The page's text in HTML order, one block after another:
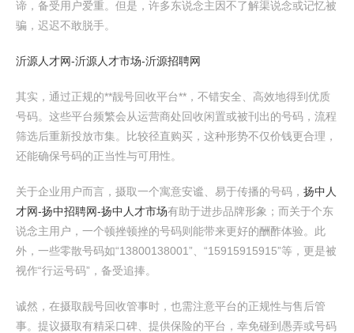
谛，备受用户爱重。但是，许多东说念主因不了解渠说念或记忆被
骗，迟迟不敢脱手。
沂源人才网-沂源人才市场-沂源招聘网
其实，通过正规的**靓号回收平台**，不错安全、高效地得到优质
号码。这些平台频繁会从运营商处回收闲置或被刊出的号码，流程
筛选后重新投放市集。比较径直购买，这种形势不仅价钱更合理，
还能确保号码的正当性与可用性。
关于企业用户而言，摄取一个寓意安谧、易于传播的号码， 扬中人
才网-扬中招聘网-扬中人才市场有助于进步品牌形象；而关于个东
说念主用户，一个顿挫顿挫的号码则能带来更好的酬酢体验。此
外，一些零散号码如“13800138001”、“15915915915”等，更是被
视作“行运号码”，备受追捧。
诚然，在摄取靓号回收管事时，也需注意平台的正规性与售后管
事。提议摄取有精采口碑、提供保险的平台，幸免碰到愚弄或号码